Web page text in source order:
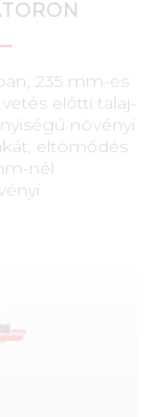
235 mm-es
előtti talaj-
növényi
eltömődés
nél